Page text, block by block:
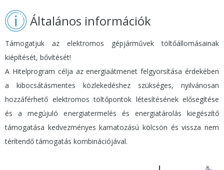
Általános információk
Támogatjuk az elektromos gépjárművek töltőállomásainak
kiépítését, bővítését!
A Hitelprogram célja az energiaátmenet felgyorsítása érdekében
a kibocsátásmentes közlekedéshez szükséges, nyilvánosan
hozzáférhető elektromos töltőpontok létesítésének elősegítése
és a megújuló energiatermelés és energiatárolás kiegészítő
támogatása kedvezményes kamatozású kölcsön és vissza nem
térítendő támogatás kombinációjával.